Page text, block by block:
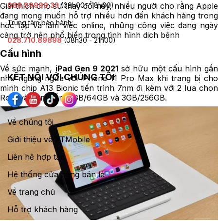
Giải thích cho sự thay đổi này, nhiều người cho rằng Apple
đang mong muốn hỗ trợ nhiều hơn đến khách hàng trong
học tập và làm việc online, những công việc đang ngày
càng trở nên phổ biến trong tình hình dịch bệnh
Cấu hình
Về sức mạnh, iPad Gen 9 2021 sở hữu một cấu hình gần
như ngang ngửa với iPhone 11 Pro Max khi trang bị cho
mình chip A13 Bionic tiến trình 7nm đi kèm với 2 lựa chọn
Rom và Ram gồm 3GB/64GB và 3GB/256GB.
088.99999.33(09h00 - 18h00)
Trung tâm bảo hành:
028.710.89898(08h30 - 21h00)
KẾT NỐI VỚI CHÚNG TÔI
Về chúng tôi
Giới thiệu về XTMobile
Liên hệ hợp tác
Hệ thống cửa hàng bán lẻ
Về trang chủ
Hỗ trợ khách hàng